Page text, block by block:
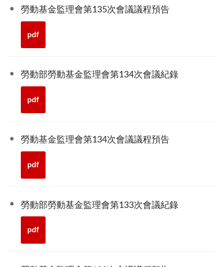
勞動基金監理會第135次會議議程預告
pdf
勞動部勞動基金監理會第134次會議紀錄
pdf
勞動基金監理會第134次會議議程預告
pdf
勞動部勞動基金監理會第133次會議紀錄
pdf